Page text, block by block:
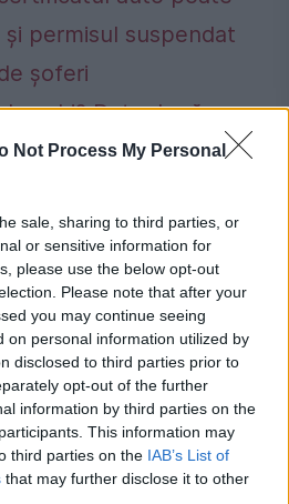
Not Process My Personal
sale, sharing to third parties, or
or sensitive information for
please use the below opt-out
Please note that after your
you may continue seeing
on personal information utilized by
disclosed to third parties prior to
opt-out of the further
information by third parties on the
This information may
third parties on the IAB’s List of
that may further disclose it to other
permisul suspendat
șoferi
vechi? Data după care
folosi, chiar dacă
nuci nutrienti